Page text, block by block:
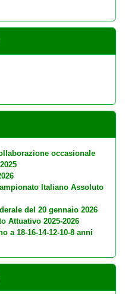
occasionale
Italiano Assoluto
del 20 gennaio 2026
Attuativo 2025-2026
a 18-16-14-12-10-8 anni